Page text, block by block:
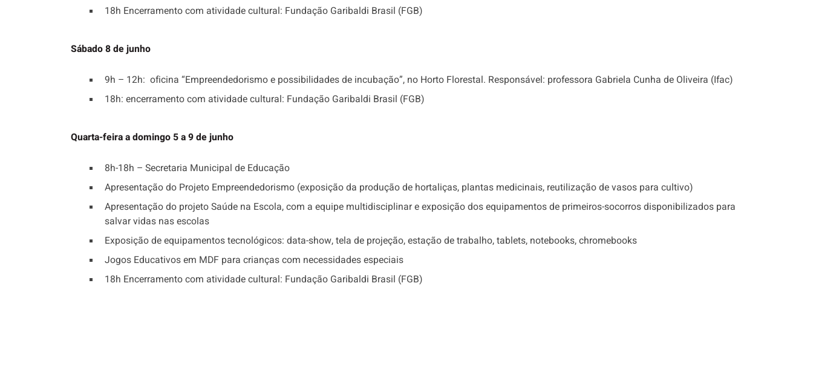
18h Encerramento com atividade cultural: Fundação Garibaldi Brasil (FGB)
Sábado 8 de junho
9h – 12h: oficina “Empreendedorismo e possibilidades de incubação”, no Horto Florestal. Responsável: professora Gabriela Cunha de Oliveira (Ifac)
18h: encerramento com atividade cultural: Fundação Garibaldi Brasil (FGB)
Quarta-feira a domingo 5 a 9 de junho
8h-18h – Secretaria Municipal de Educação
Apresentação do Projeto Empreendedorismo (exposição da produção de hortaliças, plantas medicinais, reutilização de vasos para cultivo)
Apresentação do projeto Saúde na Escola, com a equipe multidisciplinar e exposição dos equipamentos de primeiros-socorros disponibilizados para
salvar vidas nas escolas
Exposição de equipamentos tecnológicos: data-show, tela de projeção, estação de trabalho, tablets, notebooks, chromebooks
Jogos Educativos em MDF para crianças com necessidades especiais
18h Encerramento com atividade cultural: Fundação Garibaldi Brasil (FGB)